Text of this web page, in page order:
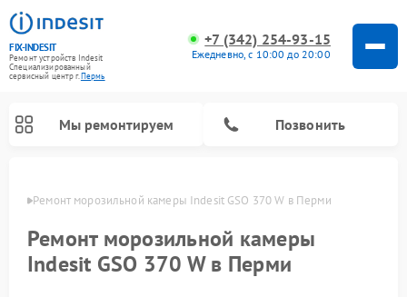
FIX-INDESIT
Ремонт устройств Indesit
Специализированный
cервисный центр г.Пермь
+7 (342) 254-93-15
Ежедневно, с 10:00 до 20:00
Мы ремонтируем Позвонить
Ремонт морозильной камеры Indesit GSO 370 W в Перми
Ремонт морозильной камеры
Indesit GSO 370 W в Перми